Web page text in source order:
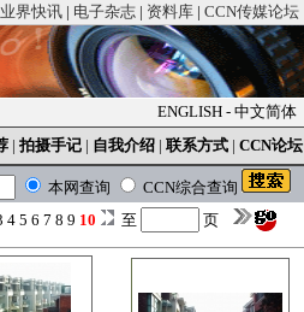
业界快讯 | 电子杂志 | 资料库 | CCN传媒论坛
ENGLISH - 中文简体
| 拍摄手记 | 自我介绍 | 联系方式 | CCN论坛
本网查询
CCN综合查询
4 5 6 7 8 9 10 至 页